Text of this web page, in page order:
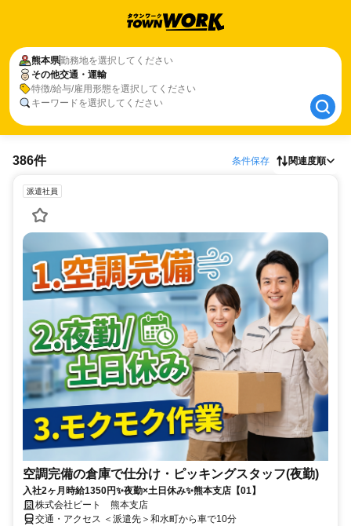
熊本県勤務地を選択してください
その他交通・運輸
特徴/給与/雇用形態を選択してください
キーワードを選択してください
熊本県
その他交通・運輸
386件 条件保存 関連度順
派遣社員
空調完備の倉庫で仕分け・ピッキングスタッフ(夜勤)
入社2ヶ月時給1350円✨夜勤×土日休み✨熊本支店【01】
株式会社ビート 熊本支店
交通・アクセス ＜派遣先＞和水町から車で10分